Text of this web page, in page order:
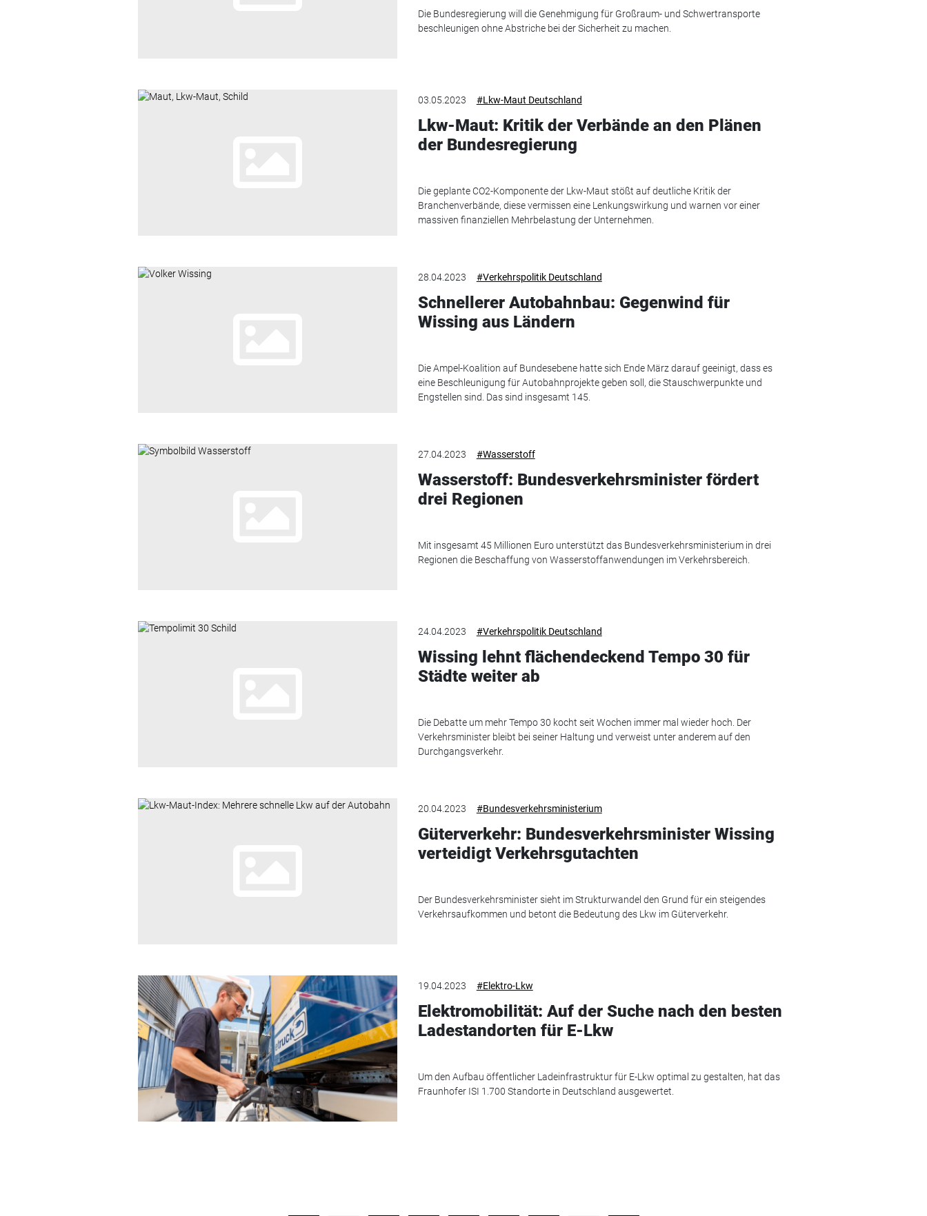
Die Bundesregierung will die Genehmigung für Großraum- und Schwertransporte
beschleunigen ohne Abstriche bei der Sicherheit zu machen.
03.05.2023 #Lkw-Maut Deutschland
Lkw-Maut: Kritik der Verbände an den Plänen
der Bundesregierung
Die geplante CO2-Komponente der Lkw-Maut stößt auf deutliche Kritik der
Branchenverbände, diese vermissen eine Lenkungswirkung und warnen vor einer
massiven finanziellen Mehrbelastung der Unternehmen.
28.04.2023 #Verkehrspolitik Deutschland
Schnellerer Autobahnbau: Gegenwind für
Wissing aus Ländern
Die Ampel-Koalition auf Bundesebene hatte sich Ende März darauf geeinigt, dass es
eine Beschleunigung für Autobahnprojekte geben soll, die Stauschwerpunkte und
Engstellen sind. Das sind insgesamt 145.
27.04.2023 #Wasserstoff
Wasserstoff: Bundesverkehrsminister fördert
drei Regionen
Mit insgesamt 45 Millionen Euro unterstützt das Bundesverkehrsministerium in drei
Regionen die Beschaffung von Wasserstoffanwendungen im Verkehrsbereich.
24.04.2023 #Verkehrspolitik Deutschland
Wissing lehnt flächendeckend Tempo 30 für
Städte weiter ab
Die Debatte um mehr Tempo 30 kocht seit Wochen immer mal wieder hoch. Der
Verkehrsminister bleibt bei seiner Haltung und verweist unter anderem auf den
Durchgangsverkehr.
20.04.2023 #Bundesverkehrsministerium
Güterverkehr: Bundesverkehrsminister Wissing
verteidigt Verkehrsgutachten
Der Bundesverkehrsminister sieht im Strukturwandel den Grund für ein steigendes
Verkehrsaufkommen und betont die Bedeutung des Lkw im Güterverkehr.
19.04.2023 #Elektro-Lkw
Elektromobilität: Auf der Suche nach den besten
Ladestandorten für E-Lkw
Um den Aufbau öffentlicher Ladeinfrastruktur für E-Lkw optimal zu gestalten, hat das
Fraunhofer ISI 1.700 Standorte in Deutschland ausgewertet.